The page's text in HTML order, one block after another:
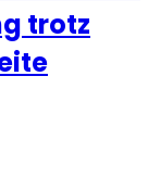
trotz